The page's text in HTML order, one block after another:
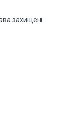
захищені.